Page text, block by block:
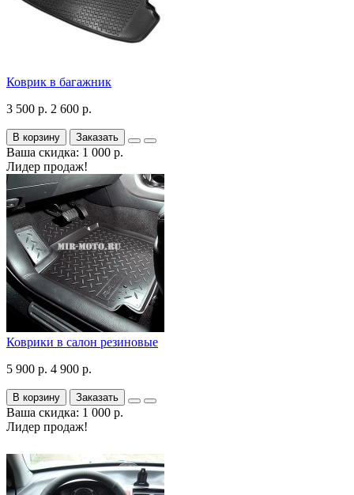
Коврик в багажник
3 500 р. 2 600 р.
В корзину Заказать
Ваша скидка: 1 000 р.
Лидер продаж!
Коврики в салон резиновые
5 900 р. 4 900 р.
В корзину Заказать
Ваша скидка: 1 000 р.
Лидер продаж!